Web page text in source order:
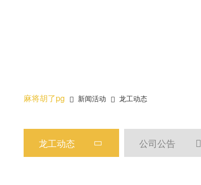
麻将胡了pg  新闻活动  龙工动态
龙工动态  公司公告 